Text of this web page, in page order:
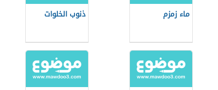
ماء زمزم ذنوب الخلوات